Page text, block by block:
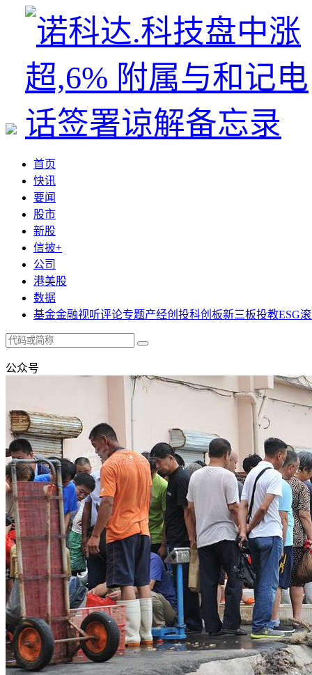
首页
快讯
要闻
股市
新股
信披+
公司
港美股
数据
基金金融视听评论专题产经创投科创板新三板投教ESG
公众号